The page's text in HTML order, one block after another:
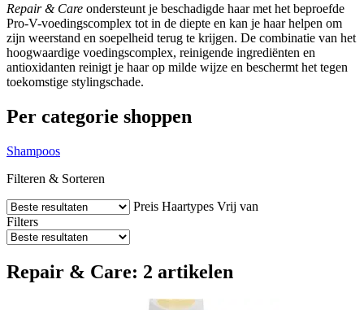
Repair & Care ondersteunt je beschadigde haar met het beproefde
Pro-V-voedingscomplex tot in de diepte en kan je haar helpen om
zijn weerstand en soepelheid terug te krijgen. De combinatie van het
hoogwaardige voedingscomplex, reinigende ingrediënten en
antioxidanten reinigt je haar op milde wijze en beschermt het tegen
toekomstige stylingschade.
Per categorie shoppen
Shampoos
Filteren & Sorteren
Preis Haartypes Vrij van
Filters
Repair & Care: 2 artikelen